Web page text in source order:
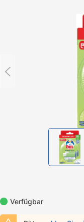
Bildergalerie überspringen
Verfügbar